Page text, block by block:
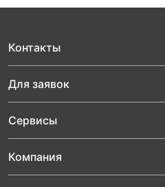
Контакты
Для заявок
Сервисы
Компания